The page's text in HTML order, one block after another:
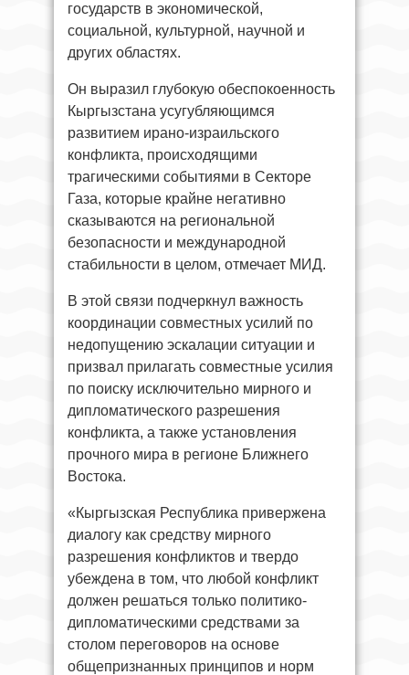
государств в экономической,
социальной, культурной, научной и
других областях.
Он выразил глубокую обеспокоенность
Кыргызстана усугубляющимся
развитием ирано-израильского
конфликта, происходящими
трагическими событиями в Секторе
Газа, которые крайне негативно
сказываются на региональной
безопасности и международной
стабильности в целом, отмечает МИД.
В этой связи подчеркнул важность
координации совместных усилий по
недопущению эскалации ситуации и
призвал прилагать совместные усилия
по поиску исключительно мирного и
дипломатического разрешения
конфликта, а также установления
прочного мира в регионе Ближнего
Востока.
«Кыргызская Республика привержена
диалогу как средству мирного
разрешения конфликтов и твердо
убеждена в том, что любой конфликт
должен решаться только политико-
дипломатическими средствами за
столом переговоров на основе
общепризнанных принципов и норм